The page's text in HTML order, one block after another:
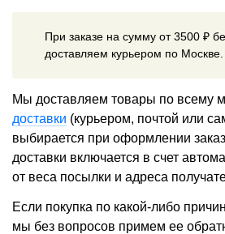
При заказе на сумму от 3500 ₽
доставляем курьером по Москве.
Мы доставляем товары по всему
доставки (курьером, почтой или
выбирается при оформлении
доставки включается в счет
от веса посылки и адреса
Если покупка по какой-либо
мы без вопросов примем ее